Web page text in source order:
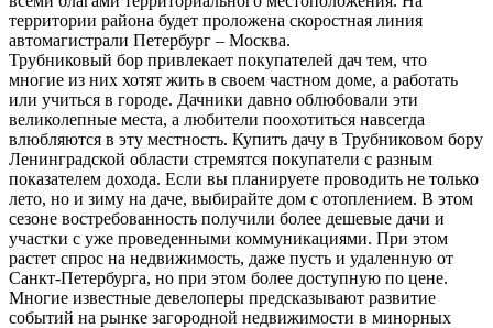
территории района будет проложена скоростная линия
автомагистрали Петербург – Москва.
Трубниковый бор привлекает покупателей дач тем, что
многие из них хотят жить в своем частном доме, а работать
или учиться в городе. Дачники давно облюбовали эти
великолепные места, а любители поохотиться навсегда
влюбляются в эту местность. Купить дачу в Трубниковом бору
Ленинградской области стремятся покупатели с разным
показателем дохода. Если вы планируете проводить не только
лето, но и зиму на даче, выбирайте дом с отоплением. В этом
сезоне востребованность получили более дешевые дачи и
участки с уже проведенными коммуникациями. При этом
растет спрос на недвижимость, даже пусть и удаленную от
Санкт-Петербурга, но при этом более доступную по цене.
Многие известные девелоперы предсказывают развитие
событий на рынке загородной недвижимости в минорных